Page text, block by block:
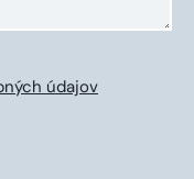
údajov